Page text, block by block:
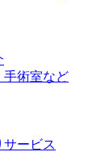
手術室など
ービス